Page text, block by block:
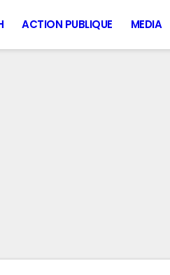
ACTION PUBLIQUE MEDIA